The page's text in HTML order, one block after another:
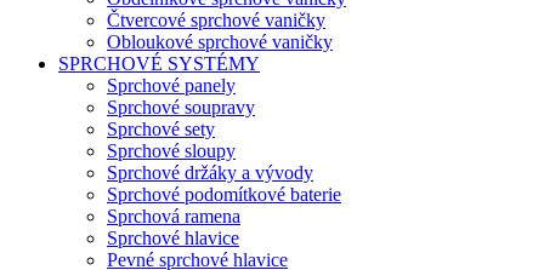
Čtvercové sprchové vaničky
Obloukové sprchové vaničky
SPRCHOVÉ SYSTÉMY
Sprchové panely
Sprchové soupravy
Sprchové sety
Sprchové sloupy
Sprchové držáky a vývody
Sprchové podomítkové baterie
Sprchová ramena
Sprchové hlavice
Pevné sprchové hlavice